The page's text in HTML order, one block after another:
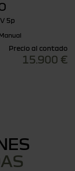
5p
Precio al contado
15.900 €